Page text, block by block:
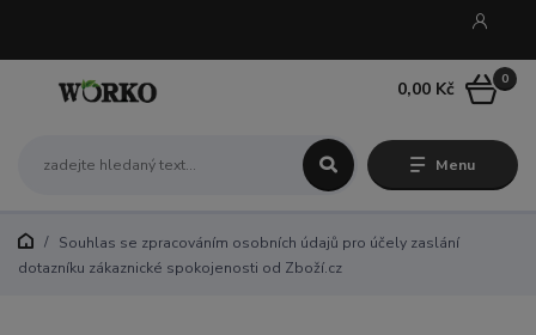
Menu
0
0,00 Kč
Souhlas se zpracováním osobních údajů pro účely zaslání
dotazníku zákaznické spokojenosti od Zboží.cz